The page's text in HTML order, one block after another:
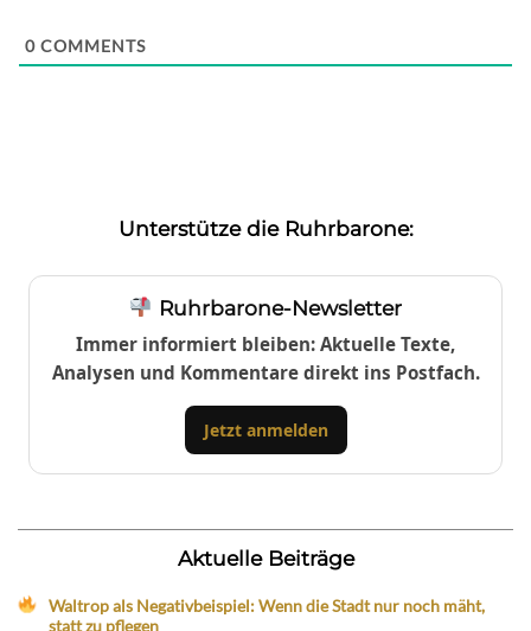
0 COMMENTS
Unterstütze die Ruhrbarone:
Ruhrbarone-Newsletter
Immer informiert bleiben: Aktuelle Texte,
Analysen und Kommentare direkt ins Postfach.
Jetzt anmelden
Aktuelle Beiträge
Waltrop als Negativbeispiel: Wenn die Stadt nur noch mäht,
statt zu pflegen